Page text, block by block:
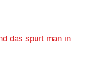
das spürt man in